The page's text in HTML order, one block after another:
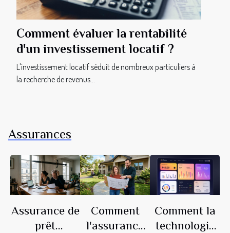
Comment évaluer la rentabilité
d'un investissement locatif ?
L'investissement locatif séduit de nombreux particuliers à
la recherche de revenus...
Assurances
Assurance de
prêt
Comment
l'assurance
Comment la
technologie